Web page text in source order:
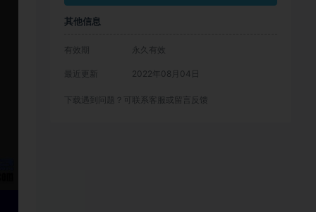
其他信息
有效期 永久有效
最近更新 2022年08月04日
下载遇到问题？可联系客服或留言反馈